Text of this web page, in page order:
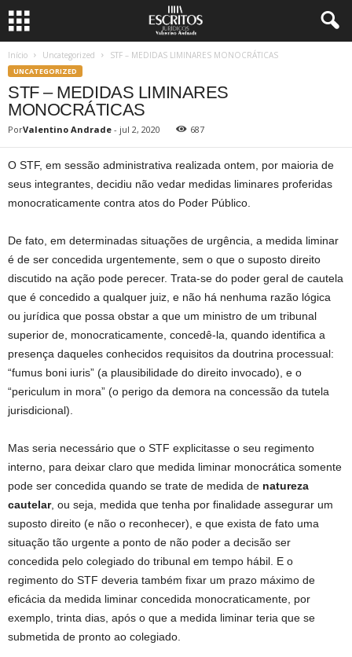
Início Uncategorized STF – MEDIDAS LIMINARES MONOCRÁTICAS
UNCATEGORIZED
STF – MEDIDAS LIMINARES
MONOCRÁTICAS
PorValentino Andrade - jul 2, 2020 687
O STF, em sessão administrativa realizada ontem, por maioria de
seus integrantes, decidiu não vedar medidas liminares proferidas
monocraticamente contra atos do Poder Público.
De fato, em determinadas situações de urgência, a medida liminar
é de ser concedida urgentemente, sem o que o suposto direito
discutido na ação pode perecer. Trata-se do poder geral de cautela
que é concedido a qualquer juiz, e não há nenhuma razão lógica
ou jurídica que possa obstar a que um ministro de um tribunal
superior de, monocraticamente, concedê-la, quando identifica a
presença daqueles conhecidos requisitos da doutrina processual:
“fumus boni iuris” (a plausibilidade do direito invocado), e o
“periculum in mora” (o perigo da demora na concessão da tutela
jurisdicional).
Mas seria necessário que o STF explicitasse o seu regimento
interno, para deixar claro que medida liminar monocrática somente
pode ser concedida quando se trate de medida de natureza
cautelar, ou seja, medida que tenha por finalidade assegurar um
suposto direito (e não o reconhecer), e que exista de fato uma
situação tão urgente a ponto de não poder a decisão ser
concedida pelo colegiado do tribunal em tempo hábil. E o
regimento do STF deveria também fixar um prazo máximo de
eficácia da medida liminar concedida monocraticamente, por
exemplo, trinta dias, após o que a medida liminar teria que se
submetida de pronto ao colegiado.